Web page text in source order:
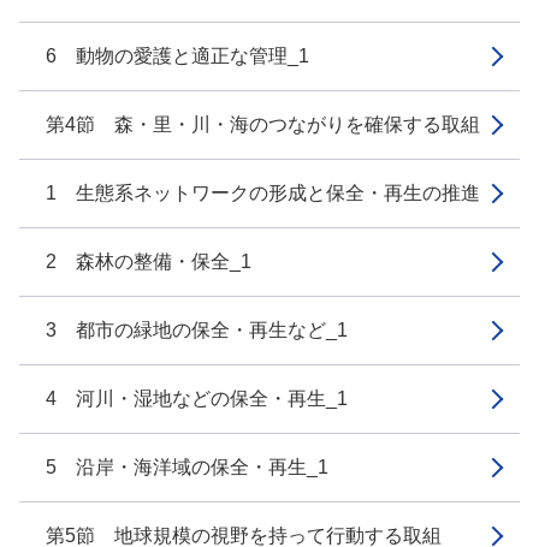
6 動物の愛護と適正な管理_1
第4節 森・里・川・海のつながりを確保する取組
1 生態系ネットワークの形成と保全・再生の推進
2 森林の整備・保全_1
3 都市の緑地の保全・再生など_1
4 河川・湿地などの保全・再生_1
5 沿岸・海洋域の保全・再生_1
第5節 地球規模の視野を持って行動する取組